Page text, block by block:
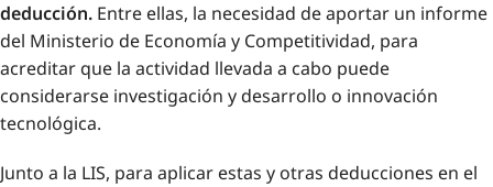
deducción. Entre ellas, la necesidad de aportar un informe
del Ministerio de Economía y Competitividad, para
acreditar que la actividad llevada a cabo puede
considerarse investigación y desarrollo o innovación
tecnológica.
Junto a la LIS, para aplicar estas y otras deducciones en el